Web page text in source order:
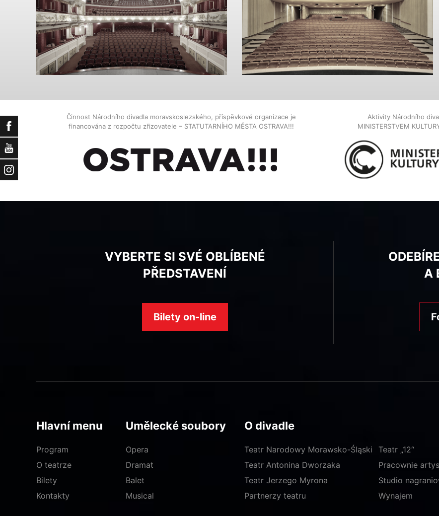
Facebook
YouTube
Instagram
Činnost Národního divadla moravskoslezského, příspěvkové organizace je
financována z rozpočtu zřizovatele – STATUTARNÍHO MĚSTA OSTRAVA!!!
Aktivity Národního
MINISTERSTVEM
VYBERTE SI SVÉ OBLÍBENÉ
PŘEDSTAVENÍ
Bilety on-line
A
Hlavní menu
Program
O teatrze
Bilety
Kontakty
Umělecké soubory
Opera
Dramat
Balet
Musical
O divadle
Teatr Narodowy Morawsko-Śląski
Teatr Antonina Dworzaka
Teatr Jerzego Myrona
Teatr „12“
Pracownie
Studio
Partnerzy teatru
Wynajem